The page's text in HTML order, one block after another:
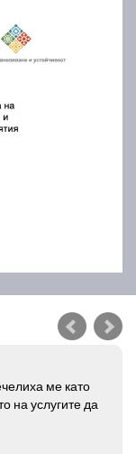
ме като
на услугите да